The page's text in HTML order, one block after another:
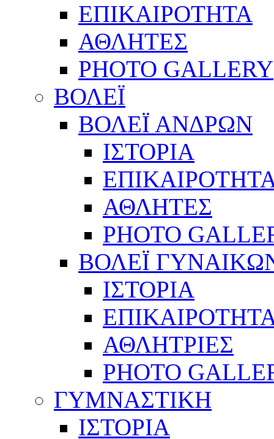
ΕΠΙΚΑΙΡΟΤΗΤΑ
ΑΘΛΗΤΕΣ
PHOTO GALLERY
ΒΟΛΕΪ
ΒΟΛΕΪ ΑΝΔΡΩΝ
ΙΣΤΟΡΙΑ
ΑΘΛΗΤΕΣ
PHOTO
ΒΟΛΕΪ
ΙΣΤΟΡΙΑ
ΑΘΛΗΤΡΙΕΣ
PHOTO
ΓΥΜΝΑΣΤΙΚΗ
ΙΣΤΟΡΙΑ